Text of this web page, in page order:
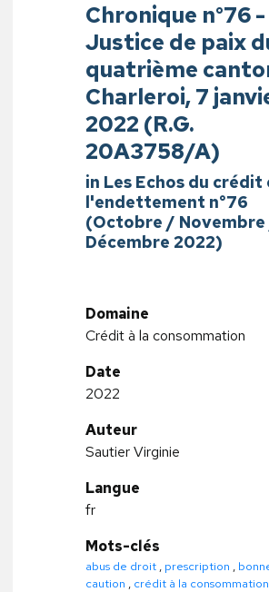
Chronique n°76 -
Justice de paix
quatrième
Charleroi, 7
2022 (R.G.
20A3758/A)
in Les Echos du crédit
l'endettement n°76
(Octobre /
Décembre 2022)
Domaine
Crédit à la consommation
Date
2022
Auteur
Sautier Virginie
Langue
fr
Mots-clés
abus de droit , prescription ,
caution , crédit à la consommation